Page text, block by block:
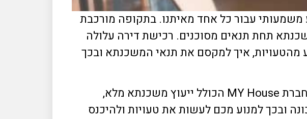
רכישת דירה הוא אירוע משמעותי עבור כל אחד מאיתנו. בתקופה מורכבת
תחת תנאים מסוכנים. רכישת דירה עלולה
מהטעויות, איך למקסם את תנאי המשכנתא ובכך
מחברת MY House הכולל ייעוץ משכנתא מלא,
ובכך למנוע מכם לעשות את טעויות ולהיכנס